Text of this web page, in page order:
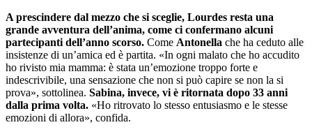
A prescindere dal mezzo che si sceglie, Lourdes resta una
grande avventura dell’anima, come ci confermano alcuni
partecipanti dell’anno scorso. Come Antonella che ha ceduto alle
insistenze di un’amica ed è partita. «In ogni malato che ho accudito
ho rivisto mia mamma: è stata un’emozione troppo forte e
indescrivibile, una sensazione che non si può capire se non la si
prova», sottolinea. Sabina, invece, vi è ritornata dopo 33 anni
dalla prima volta. «Ho ritrovato lo stesso entusiasmo e le stesse
emozioni di allora», confida.